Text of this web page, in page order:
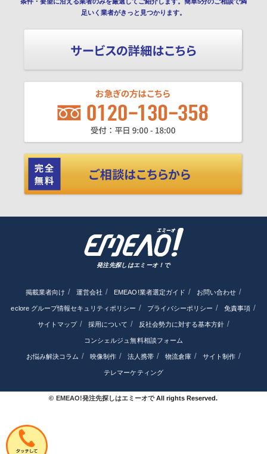
足いく業者がきっと見つかります。
発注先探しはエミーオ！で
掲載業者向け 運営会社 EMEAO!業者選定ガイド お問い合わせ
eclore グループ情報セキュリティポリシー プライバシーポリシー 免責事項
サイトマップ 採用について 反社会勢力に対する基本方針
コンシェルジュ無料相談フォーム
お悩み解決コラム 映像制作 法人携帯 物流倉庫 サイト制作
テレマーケティング
© EMEAO!発注先探しはエミーオでAll rights Reserved.